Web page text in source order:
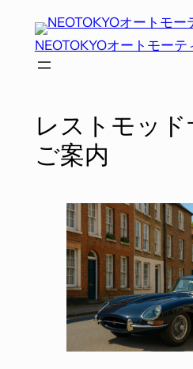
NEOTOKYOオートモーテ
レストモッ
ご案内